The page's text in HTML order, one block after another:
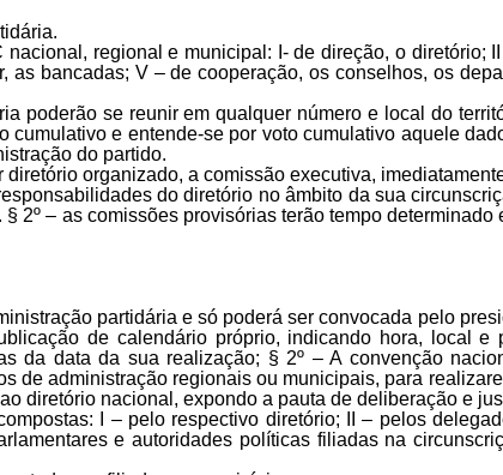
regional e municipal: I- de direção, o diretório;
bancadas; V – de cooperação, os conselhos, os
poderão se reunir em qualquer número e local do
cumulativo e entende-se por voto cumulativo aquele
do partido.
organizado, a comissão executiva,
do diretório no âmbito da sua
2º – as comissões provisórias terão tempo
partidária e só poderá ser convocada pelo
de calendário próprio, indicando hora, local e
da data da sua realização; § 2º – A convenção
de administração regionais ou municipais, para
diretório nacional, expondo a pauta de deliberação e
I – pelo respectivo diretório; II – pelos
e autoridades políticas filiadas na